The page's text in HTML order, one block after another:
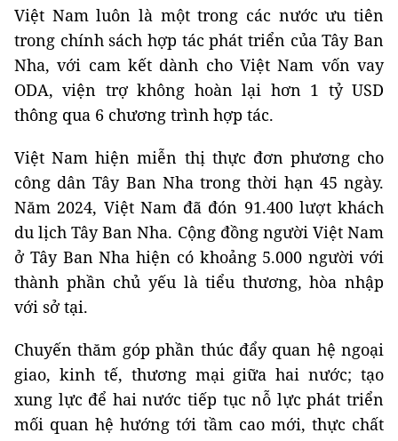
Việt Nam luôn là một trong các nước ưu tiên
trong chính sách hợp tác phát triển của Tây Ban
Nha, với cam kết dành cho Việt Nam vốn vay
ODA, viện trợ không hoàn lại hơn 1 tỷ USD
thông qua 6 chương trình hợp tác.
Việt Nam hiện miễn thị thực đơn phương cho
công dân Tây Ban Nha trong thời hạn 45 ngày.
Năm 2024, Việt Nam đã đón 91.400 lượt khách
du lịch Tây Ban Nha. Cộng đồng người Việt Nam
ở Tây Ban Nha hiện có khoảng 5.000 người với
thành phần chủ yếu là tiểu thương, hòa nhập
với sở tại.
Chuyến thăm góp phần thúc đẩy quan hệ ngoại
giao, kinh tế, thương mại giữa hai nước; tạo
xung lực để hai nước tiếp tục nỗ lực phát triển
mối quan hệ hướng tới tầm cao mới, thực chất